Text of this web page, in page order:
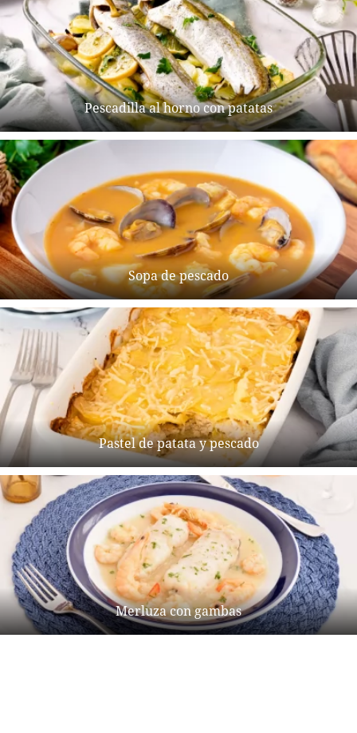
Pescadilla al horno con patatas
Sopa de pescado
Pastel de patata y pescado
Merluza con gambas